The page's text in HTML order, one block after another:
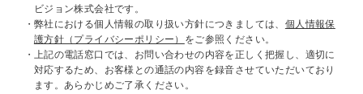
ビジョン株式会社です。
弊社における個人情報の取り扱い方針につきましては、 個人情報保
護方針（プライバシーポリシー） をご参照ください。
上記の電話窓口では、お問い合わせの内容を正しく把握し、適切に
対応するため、お客様との通話の内容を録音させていただいており
ます。あらかじめご了承ください。